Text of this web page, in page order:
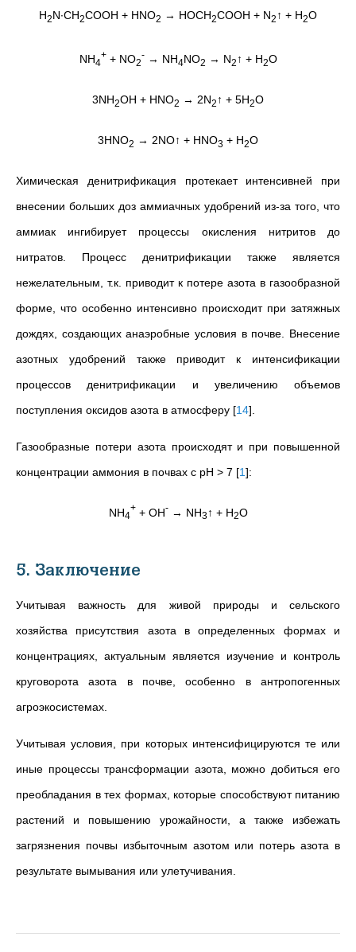
H2N∙CH2COOH + HNO2 → HOCH2COOH + N2 ↑ + H2O
NH4
++ NO2
-→ NH4NO2 → N2 ↑ + H2O
3NH2OH + HNO2 → 2N2 ↑ + 5H2O
3HNO2 → 2NO↑ + HNO3 + H2O
Химическая денитрификация протекает интенсивней при
внесении больших доз аммиачных удобрений из-за того, что
аммиак ингибирует процессы окисления нитритов до
нитратов. Процесс денитрификации также является
нежелательным, т.к. приводит к потере азота в газообразной
форме, что особенно интенсивно происходит при затяжных
дождях, создающих анаэробные условия в почве. Внесение
азотных удобрений также приводит к интенсификации
процессов денитрификации и увеличению объемов
поступления оксидов азота в атмосферу [14]
Газообразные потери азота происходят и при повышенной
концентрации аммония в почвах с pH > 7 [1]:
NH4
++ OH-→ NH3↑ + H2O
5. Заключение
Учитывая важность для живой природы и сельского
хозяйства присутствия азота в определенных формах и
концентрациях, актуальным является изучение и контроль
круговорота азота в почве, особенно в антропогенных
агроэкосистемах.
Учитывая условия, при которых интенсифицируются те или
иные процессы трансформации азота, можно добиться его
преобладания в тех формах, которые способствуют питанию
растений и повышению урожайности, а также избежать
загрязнения почвы избыточным азотом или потерь азота в
результате вымывания или улетучивания.